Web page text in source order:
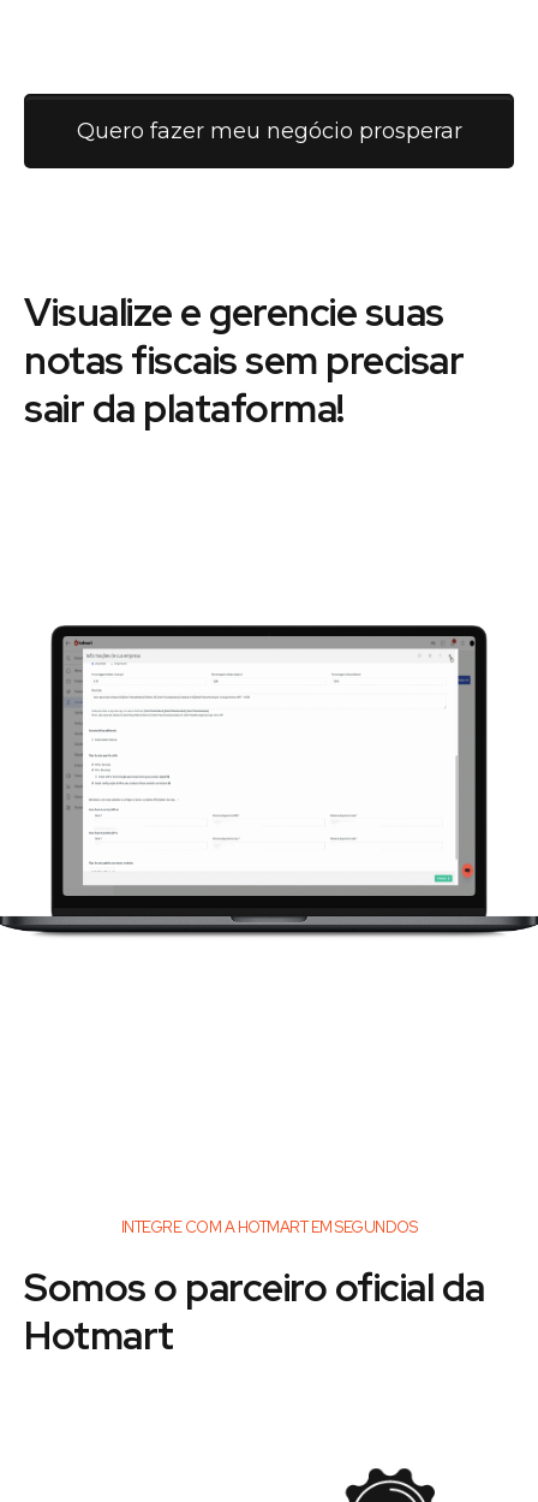
Quero fazer meu negócio prosperar
Visualize e gerencie suas
notas fiscais sem precisar
sair da plataforma!
INTEGRE COM A HOTMART EM SEGUNDOS
Somos o parceiro oficial da
Hotmart